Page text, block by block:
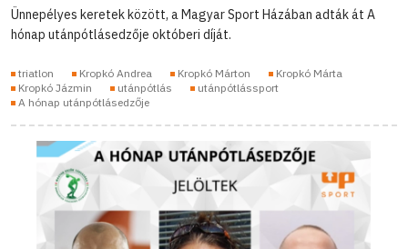
Ünnepélyes keretek között, a Magyar Sport Házában adták át A
hónap utánpótlásedzője októberi díját.
triatlon Kropkó Andrea Kropkó Márton
Kropkó Márta
Kropkó Jázmin
utánpótlás
utánpótlássport
A hónap utánpótlásedzője